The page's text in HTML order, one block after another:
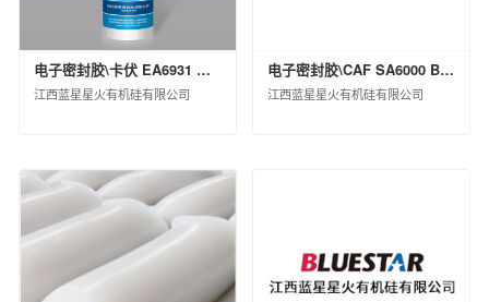
中蓝长化工程科技有限公司
北京蓝星清洗有限公司
中化环境水务（北京）有限公司
兰州蓝星清洗有限公司
中化环信环境工程（上海）有限公司
蓝星工程有限公司
中化环境科技工程有限公司
中化环境大气治理股份有限公司
电子密封胶\卡伏 EA6931 黑色 A2\桶装(KG)\25
江西蓝星星火有机硅有限公司
电子密封胶\CAF SA6000 BLK LV 软包\支装(KG)\0.55
江西蓝星星火有机硅有限公司